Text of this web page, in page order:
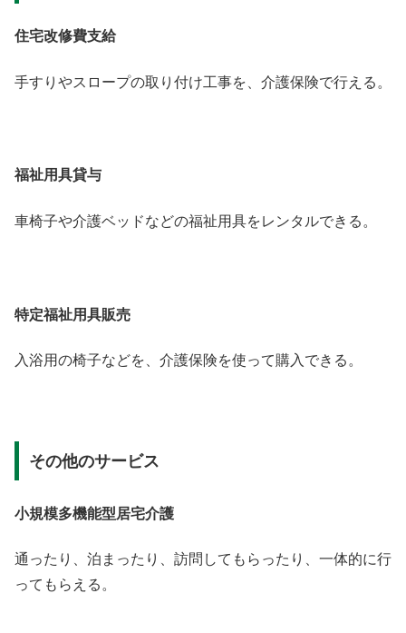
住宅改修費支給
手すりやスロープの取り付け工事を、介護保険で行える。
福祉用具貸与
車椅子や介護ベッドなどの福祉用具をレンタルできる。
特定福祉用具販売
入浴用の椅子などを、介護保険を使って購入できる。
その他のサービス
小規模多機能型居宅介護
通ったり、泊まったり、訪問してもらったり、一体的に行
ってもらえる。